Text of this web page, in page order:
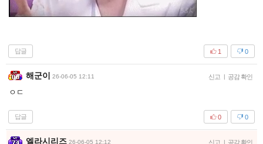
답글 0
1
해군이 26-06-05 12:11 신고 | 공감 확인
ㅇㄷ
답글 0
0
엘라시리즈 26-06-05 12:12 신고 | 공감 확인